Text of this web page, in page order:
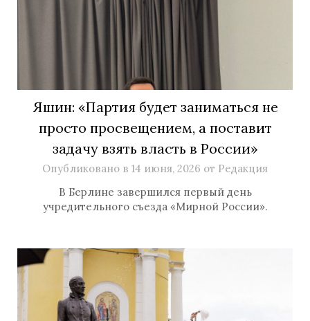
Яшин: «Партия будет заниматься не
просто просвещением, а поставит
задачу взять власть в России»
Опубликовано в 14 июня, 2026 от Редакция
В Берлине завершился первый день
учредительного съезда «Мирной России».